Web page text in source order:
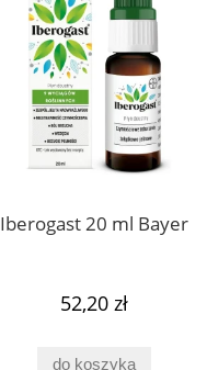
Iberogast 20 ml Bayer
52,20 zł
do koszyka